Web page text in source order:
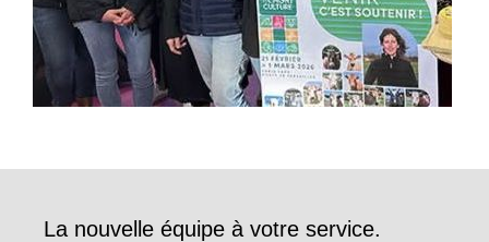
La nouvelle équipe à votre service.